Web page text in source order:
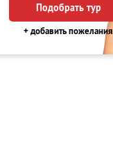
Подобрать тур
+ добавить пожелания